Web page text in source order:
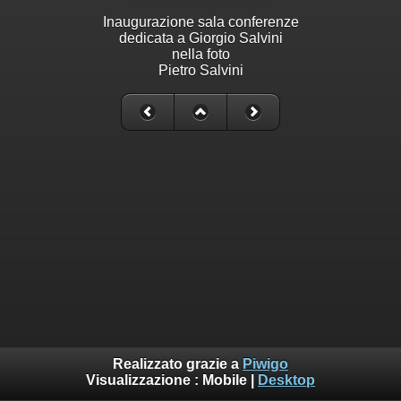
Inaugurazione sala conferenze
dedicata a Giorgio Salvini
nella foto
Pietro Salvini
Realizzato grazie a Piwigo
Visualizzazione : Mobile Desktop